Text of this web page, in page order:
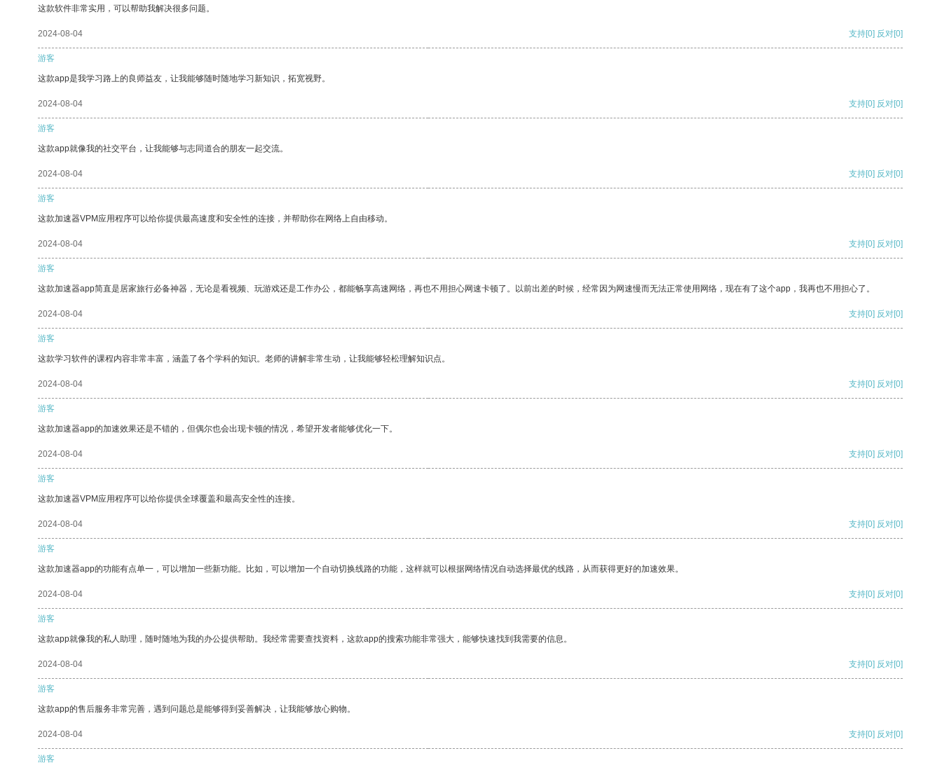
这款软件非常实用，可以帮助我解决很多问题。
2024-08-04 支持[0] 反对[0]
游客
这款app是我学习路上的良师益友，让我能够随时随地学习新知识，拓宽视野。
2024-08-04 支持[0] 反对[0]
游客
这款app就像我的社交平台，让我能够与志同道合的朋友一起交流。
2024-08-04 支持[0] 反对[0]
游客
这款加速器VPM应用程序可以给你提供最高速度和安全性的连接，并帮助你在网络上自由移动。
2024-08-04 支持[0] 反对[0]
游客
这款加速器app简直是居家旅行必备神器，无论是看视频、玩游戏还是工作办公，都能畅享高速网络，再也不用担心网速卡顿了。以前出差的时候，经常因为网速慢而无法正常使用网络，现在有了这个app，我再也不用担心了。
2024-08-04 支持[0] 反对[0]
游客
这款学习软件的课程内容非常丰富，涵盖了各个学科的知识。老师的讲解非常生动，让我能够轻松理解知识点。
2024-08-04 支持[0] 反对[0]
游客
这款加速器app的加速效果还是不错的，但偶尔也会出现卡顿的情况，希望开发者能够优化一下。
2024-08-04 支持[0] 反对[0]
游客
这款加速器VPM应用程序可以给你提供全球覆盖和最高安全性的连接。
2024-08-04 支持[0] 反对[0]
游客
这款加速器app的功能有点单一，可以增加一些新功能。比如，可以增加一个自动切换线路的功能，这样就可以根据网络情况自动选择最优的线路，从而获得更好的加速效果。
2024-08-04 支持[0] 反对[0]
游客
这款app就像我的私人助理，随时随地为我的办公提供帮助。我经常需要查找资料，这款app的搜索功能非常强大，能够快速找到我需要的信息。
2024-08-04 支持[0] 反对[0]
游客
这款app的售后服务非常完善，遇到问题总是能够得到妥善解决，让我能够放心购物。
2024-08-04 支持[0] 反对[0]
游客